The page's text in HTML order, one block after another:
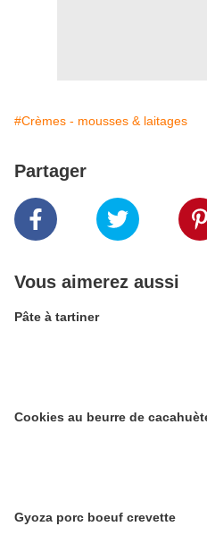
#Crèmes - mousses & laitages
Partager
Vous aimerez aussi
Pâte à tartiner
Cookies au beurre de
Gyoza porc boeuf crevette